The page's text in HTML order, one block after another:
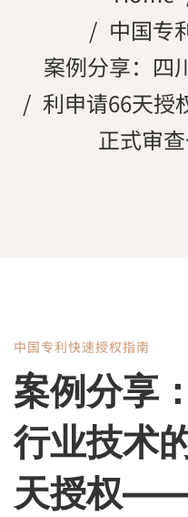
中国专
案例分享：四
利申请66天授
正式审
案
例
分
中国专利快速授权指南
案例分享
行业技术
天授权